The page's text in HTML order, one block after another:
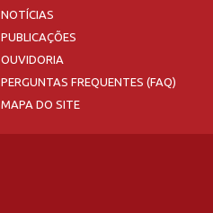
NOTÍCIAS
PUBLICAÇÕES
OUVIDORIA
PERGUNTAS FREQUENTES (FAQ)
MAPA DO SITE